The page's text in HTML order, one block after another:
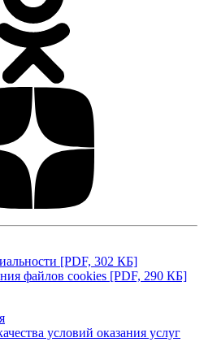
[PDF, 302 КБ]
файлов cookies [PDF, 290 КБ]
условий оказания услуг